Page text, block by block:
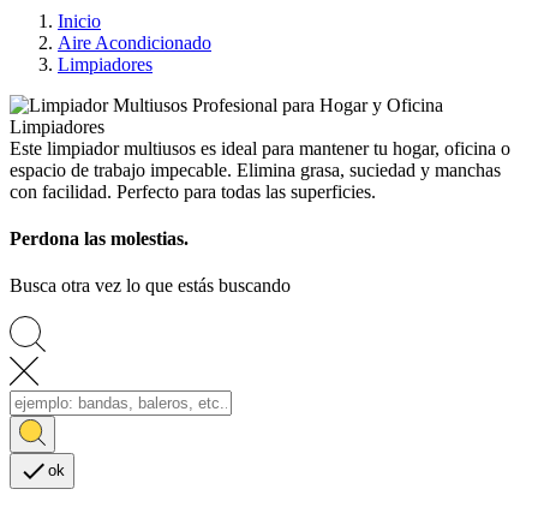
Inicio
Aire Acondicionado
Limpiadores
Limpiadores
Este limpiador multiusos es ideal para mantener tu hogar, oficina o
espacio de trabajo impecable. Elimina grasa, suciedad y manchas
con facilidad. Perfecto para todas las superficies.
Perdona las molestias.
Busca otra vez lo que estás buscando
 ok